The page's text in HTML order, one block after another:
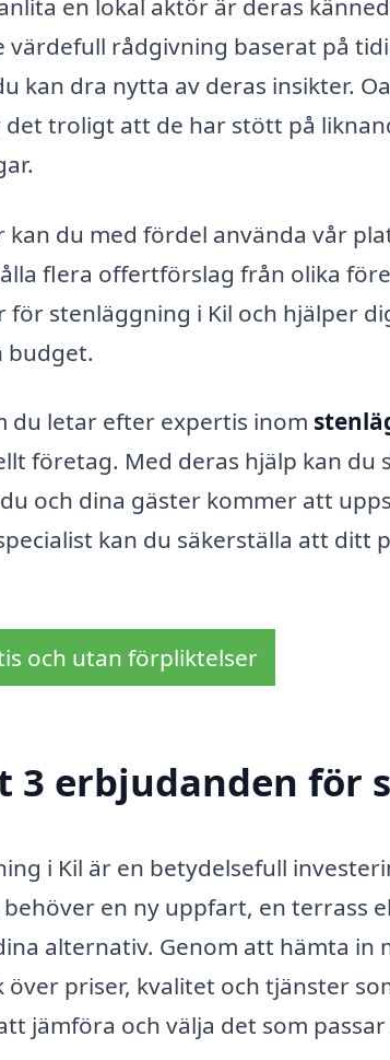
en lokal aktör är deras
värdefull rådgivning baserat på
kan dra nytta av deras insikter.
troligt att de har stött på
kan du med fördel använda vår
flera offertförslag från olika
för stenläggning i Kil och hjälper
budget.
du letar efter expertis inom
företag. Med deras hjälp kan du
och dina gäster kommer att
kan du säkerställa att ditt
och utan förpliktelser
3 erbjudanden för
i Kil är en betydelsefull
en ny uppfart, en terrass
alternativ. Genom att hämta in
priser, kvalitet och tjänster
jämföra och välja det som